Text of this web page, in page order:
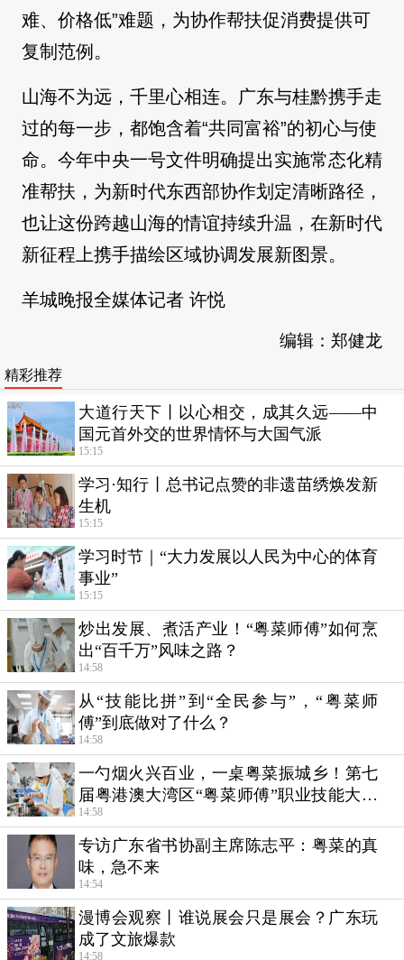
难、价格低”难题，为协作帮扶促消费提供可
复制范例。
山海不为远，千里心相连。广东与桂黔携手走
过的每一步，都饱含着“共同富裕”的初心与使
命。今年中央一号文件明确提出实施常态化精
准帮扶，为新时代东西部协作划定清晰路径，
也让这份跨越山海的情谊持续升温，在新时代
新征程上携手描绘区域协调发展新图景。
羊城晚报全媒体记者 许悦
编辑：郑健龙
精彩推荐